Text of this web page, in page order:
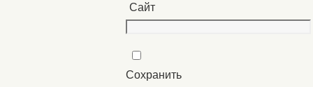
Сайт
Сохранить